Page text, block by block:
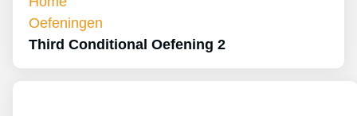
Oefeningen
Third Conditional Oefening 2